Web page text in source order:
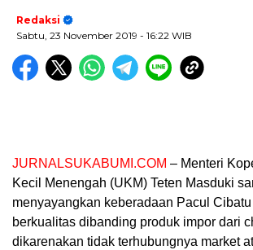
Redaksi
Sabtu, 23 November 2019 - 16:22 WIB
JURNALSUKABUMI.COM – Menteri
Kecil Menengah (UKM) Teten Masduki
menyayangkan keberadaan Pacul
berkualitas dibanding produk impor dari
dikarenakan tidak terhubungnya market